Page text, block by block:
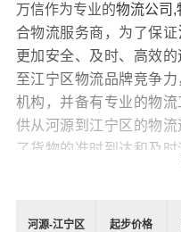
万信作为专业的物流公司,
合物流服务商，为了保证
更加安全、及时、高效
至江宁区物流品牌竞争
机构，并备有专业的物
供从河源到江宁区的物
了货物的准时到达和及
同时，为了方便广大客
河源-江宁区 起步价格